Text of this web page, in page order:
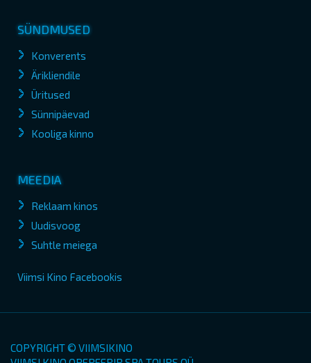
SÜNDMUSED
Konverents
Ärikliendile
Üritused
Sünnipäevad
Kooliga kinno
MEEDIA
Reklaam kinos
Uudisvoog
Suhtle meiega
Viimsi Kino Facebookis
COPYRIGHT © VIIMSIKINO